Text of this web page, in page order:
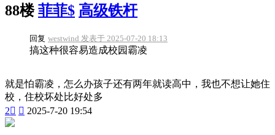
88楼 菲菲$ 高级铁杆
回复 westwind 发表于 2025-07-20 18:13
搞这种很容易造成校园霸凌
就是怕霸凌，怎么办孩子还有两年就读高中，我也不想让她住
校，住校坏处比好处多
2  2025-7-20 19:54